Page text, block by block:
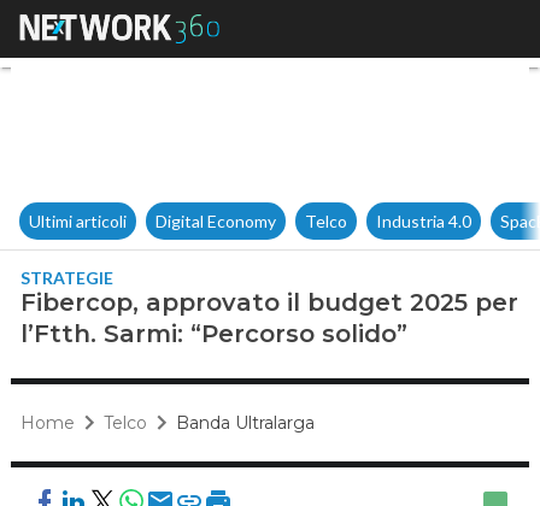
Fibercop, approvato il budget
Ultimi articoli Digital Economy Telco Industria 4.0
STRATEGIE
Fibercop, approvato il budget 2025 per
l’Ftth. Sarmi: “Percorso solido”
Home Telco Banda Ultralarga